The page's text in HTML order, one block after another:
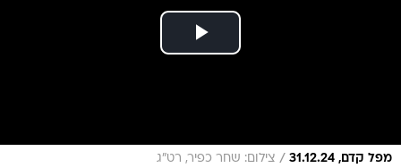
מפל קדם, 31.12.24 / צילום: שחר כפיר, רט"ג